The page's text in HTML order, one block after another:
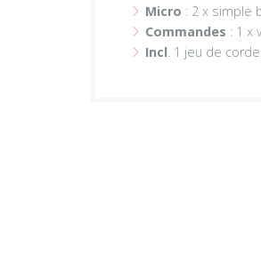
Micro : 2 x simple
Commandes : 1 x
Incl. 1 jeu de